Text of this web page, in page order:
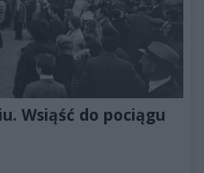
Wsiąść do pociągu